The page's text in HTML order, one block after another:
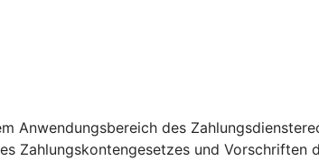
Anwendungsbereich des
Zahlungskontengesetzes und